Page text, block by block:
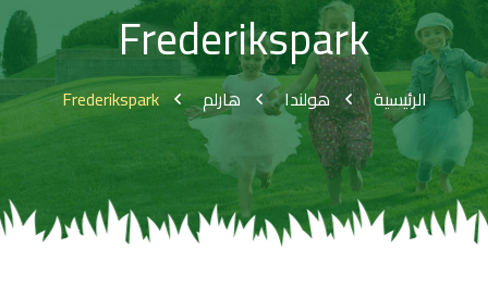
Frederikspark
الرئيسية هولندا هارلم Frederikspark